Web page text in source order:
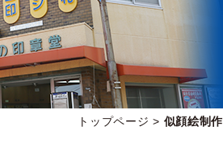
トップページ > 似顔絵制作